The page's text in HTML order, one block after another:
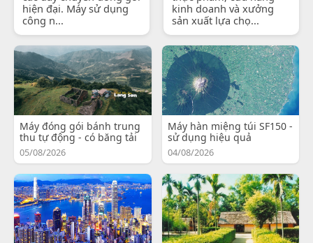
hiện đại. Máy sử dụng
công n...
kinh doanh và xưởng
sản xuất lựa chọ...
Máy đóng gói bánh trung
thu tự động - có băng tải
05/08/2026
Máy hàn miệng túi SF150 -
sử dụng hiệu quả
04/08/2026